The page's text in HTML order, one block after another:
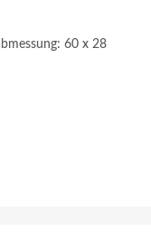
60 x 28